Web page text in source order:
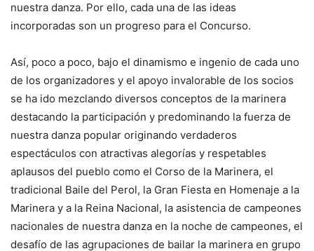
nuestra danza. Por ello, cada una de las ideas
incorporadas son un progreso para el Concurso.
Así, poco a poco, bajo el dinamismo e ingenio de cada uno
de los organizadores y el apoyo invalorable de los socios
se ha ido mezclando diversos conceptos de la marinera
destacando la participación y predominando la fuerza de
nuestra danza popular originando verdaderos
espectáculos con atractivas alegorías y respetables
aplausos del pueblo como el Corso de la Marinera, el
tradicional Baile del Perol, la Gran Fiesta en Homenaje a la
Marinera y a la Reina Nacional, la asistencia de campeones
nacionales de nuestra danza en la noche de campeones, el
desafío de las agrupaciones de bailar la marinera en grupo